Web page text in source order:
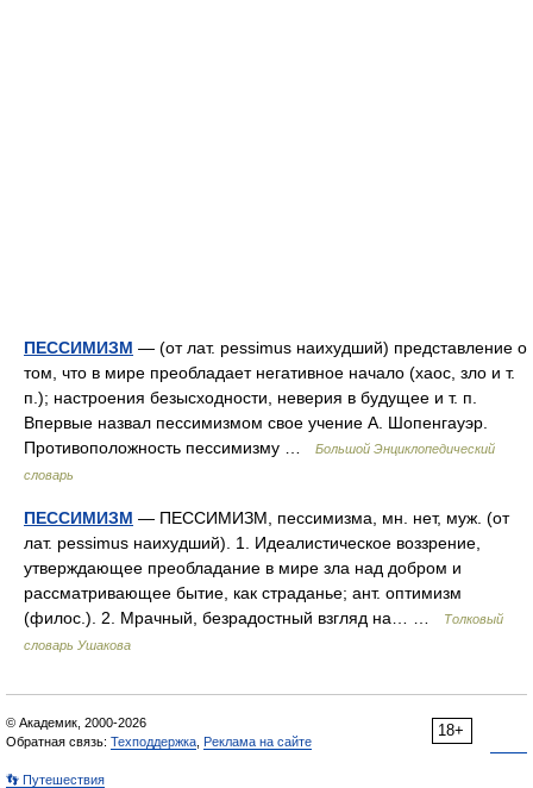
ПЕССИМИЗМ — (от лат. pessimus наихудший) представление о
том, что в мире преобладает негативное начало (хаос, зло и т.
п.); настроения безысходности, неверия в будущее и т. п.
Впервые назвал пессимизмом свое учение А. Шопенгауэр.
Противоположность пессимизму …
Большой Энциклопедический
словарь
ПЕССИМИЗМ — ПЕССИМИЗМ, пессимизма, мн. нет, муж. (от
лат. pessimus наихудший). 1. Идеалистическое воззрение,
утверждающее преобладание в мире зла над добром и
рассматривающее бытие, как страданье; ант. оптимизм
(филос.). 2. Мрачный, безрадостный взгляд на… …
Толковый
словарь Ушакова
18+
© Академик, 2000-2026
Обратная связь: Техподдержка Реклама на сайте
👣 Путешествия